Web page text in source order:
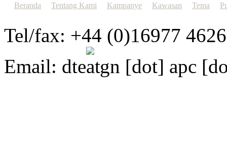
Beranda Tentang Kami Kampanye Kawasan Tema
Tel/fax: +44 (0)16977
Email: dte gn [dot] apc